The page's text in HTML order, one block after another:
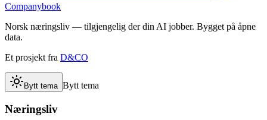
Companybook
Norsk næringsliv — tilgjengelig der din AI jobber. Bygget på åpne
data.
Et prosjekt fra D&CO
Bytt tema Bytt tema
Næringsliv